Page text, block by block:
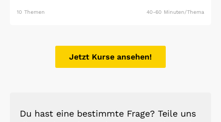
10 Themen 40-60 Minuten/Thema
Jetzt Kurse ansehen!
Du hast eine bestimmte Frage? Teile uns